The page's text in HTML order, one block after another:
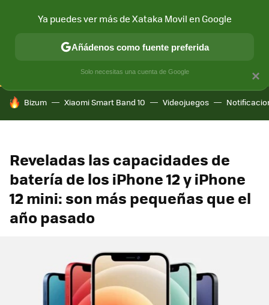
CONECTIVIDAD MÓVIL Y SOCIEDAD APLICACIONES
HOY SE HABLA DE
Bizum Xiaomi Smart Band 10 Videojuegos
Reveladas las capacidades de
batería de los iPhone 12 y iPhone
12 mini: son más pequeñas que el
año pasado
×
Ya puedes ver más de Xataka Movil en Google
Añádenos como fuente preferida
Solo necesitas una cuenta de Google